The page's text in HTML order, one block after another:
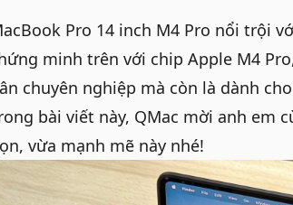
Pro 14 inch M4 Pro nổi trội
minh trên với chip Apple M4
chuyên nghiệp mà còn là dành
bài viết này, QMac mời anh em
vừa mạnh mẽ này nhé!